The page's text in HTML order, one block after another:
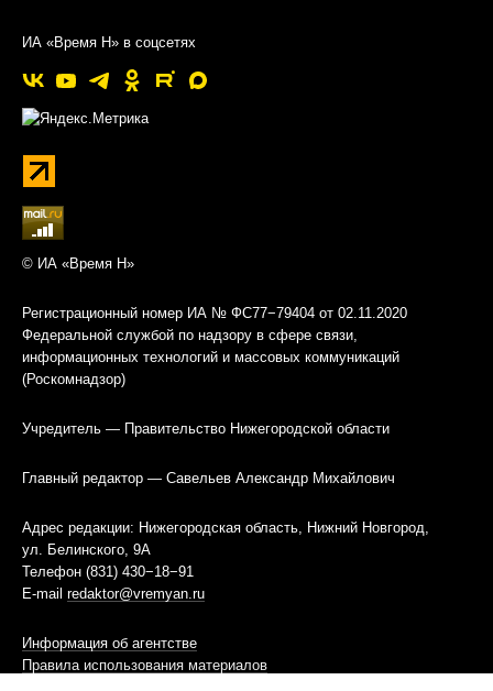
ИА «Время Н» в соцсетях
© ИА «Время Н»
Регистрационный номер ИА № ФС77−79404 от 02.11.2020
Федеральной службой по надзору в сфере связи,
информационных технологий и массовых коммуникаций
(Роскомнадзор)
Учредитель — Правительство Нижегородской области
Главный редактор — Савельев Александр Михайлович
Адрес редакции: Нижегородская область, Нижний Новгород,
ул. Белинского, 9А
Телефон (831) 430−18−91
E-mail redaktor@vremyan.ru
Информация об агентстве
Правила использования материалов